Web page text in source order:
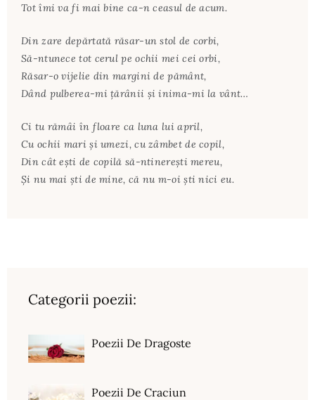
Tot îmi va fi mai bine ca-n ceasul de acum.
Din zare depărtată răsar-un stol de corbi,
Să-ntunece tot cerul pe ochii mei cei orbi,
Răsar-o vijelie din margini de pământ,
Dând pulberea-mi ţărânii şi inima-mi la vânt…
Ci tu rămâi în floare ca luna lui april,
Cu ochii mari şi umezi, cu zâmbet de copil,
Din cât eşti de copilă să-ntinereşti mereu,
Şi nu mai şti de mine, că nu m-oi şti nici eu.
Categorii poezii:
Poezii De Dragoste
Poezii De Craciun